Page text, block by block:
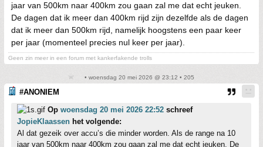
jaar van 500km naar 400km zou gaan zal me dat echt jeuken.
De dagen dat ik meer dan 400km rijd zijn dezelfde als de dagen
dat ik meer dan 500km rijd, namelijk hoogstens een paar keer
per jaar (momenteel precies nul keer per jaar).
Geen zin meer in een forum met kankerfakende trolls
• woensdag 20 mei 2026 @ 23:12 • 205
#ANONIEM
Op woensdag 20 mei 2026 22:52 schreef
JopieKlaassen het volgende:
Al dat gezeik over accu’s die minder worden. Als de range na 10
jaar van 500km naar 400km zou gaan zal me dat echt jeuken. De